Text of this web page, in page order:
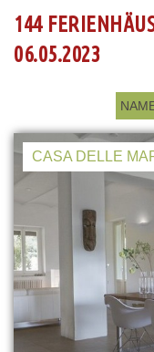
144
06.05.2023
CASA DELLE